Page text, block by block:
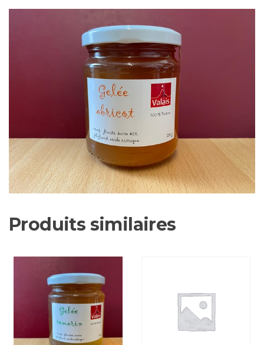
gr
Produits similaires